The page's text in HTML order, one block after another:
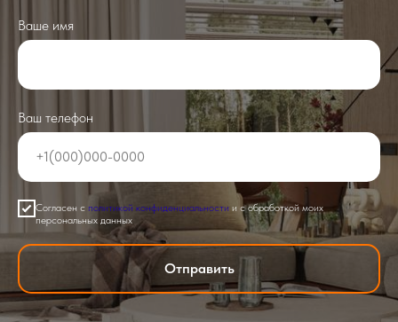
Ваше имя
Ваш телефон
Согласен с политикой конфиденциальности и с обработкой моих
персональных данных
Отправить